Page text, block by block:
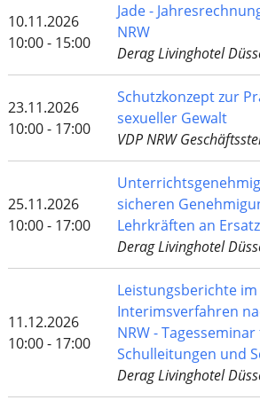
10.11.2026
10:00 - 15:00
Jade -
NRW
Derag Livinghotel
23.11.2026
10:00 - 17:00
Schutzkonzept zur
sexueller Gewalt
VDP NRW
25.11.2026
10:00 - 17:00
sicheren
Lehrkräften an
Derag Livinghotel
11.12.2026
10:00 - 17:00
Leistungsberichte
Interimsverfahren
NRW -
Schulleitungen und
Derag Livinghotel